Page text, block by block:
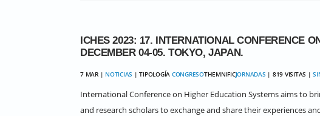
ICHES 2023: 17. INTERNATIONAL CONFERENCE
DECEMBER 04-05. TOKYO, JAPAN.
7 MAR | NOTICIAS | TIPOLOGÍA CONGRESOTHEMNIFICJORNADAS | 819 VISITAS |
International Conference on Higher Education Systems aims to
and research scholars to exchange and share their experiences